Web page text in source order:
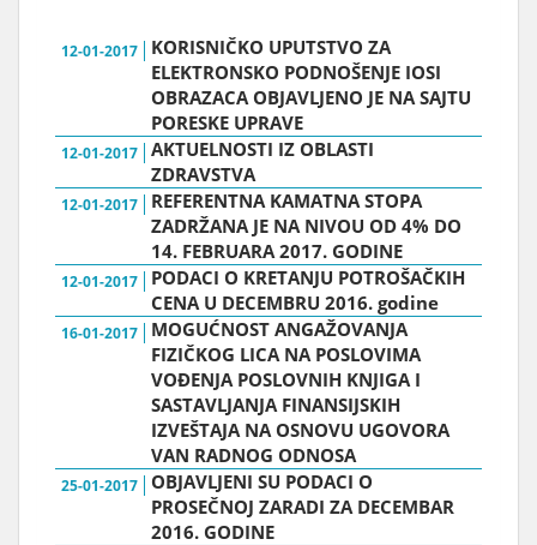
12-01-2017
KORISNIČKO UPUTSTVO ZA
ELEKTRONSKO PODNOŠENJE IOSI
OBRAZACA OBJAVLJENO JE NA SAJTU
PORESKE UPRAVE
12-01-2017
AKTUELNOSTI IZ OBLASTI
ZDRAVSTVA
12-01-2017
REFERENTNA KAMATNA STOPA
ZADRŽANA JE NA NIVOU OD 4% DO
14. FEBRUARA 2017. GODINE
12-01-2017
PODACI O KRETANJU POTROŠAČKIH
CENA U DECEMBRU 2016. godine
16-01-2017
MOGUĆNOST ANGAŽOVANJA
FIZIČKOG LICA NA POSLOVIMA
VOĐENJA POSLOVNIH KNJIGA I
SASTAVLJANJA FINANSIJSKIH
IZVEŠTAJA NA OSNOVU UGOVORA
VAN RADNOG ODNOSA
25-01-2017
OBJAVLJENI SU PODACI O
PROSEČNOJ ZARADI ZA DECEMBAR
2016. GODINE